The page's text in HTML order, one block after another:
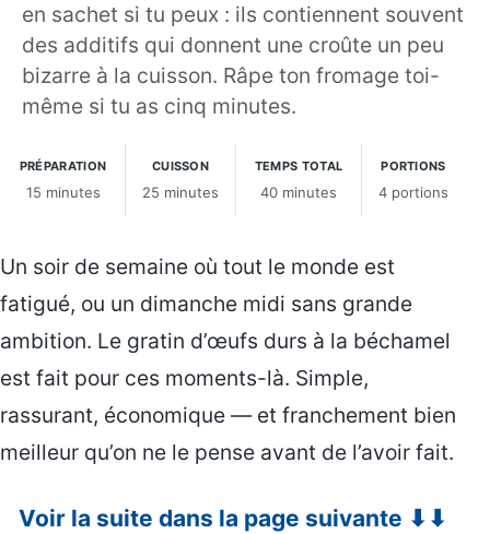
en sachet si tu peux : ils contiennent souvent
des additifs qui donnent une croûte un peu
bizarre à la cuisson. Râpe ton fromage toi-
même si tu as cinq minutes.
PRÉPARATION
15 minutes
CUISSON
25 minutes
TEMPS TOTAL
40 minutes
PORTIONS
4 portions
Un soir de semaine où tout le monde est
fatigué, ou un dimanche midi sans grande
ambition. Le gratin d’œufs durs à la béchamel
est fait pour ces moments-là. Simple,
rassurant, économique — et franchement bien
meilleur qu’on ne le pense avant de l’avoir fait.
Voir la suite dans la page suivante ⬇⬇